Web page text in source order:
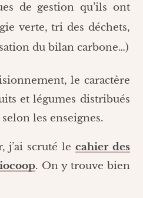
de gestion qu’ils ont
verte, tri des déchets,
du bilan carbone…)
le caractère
et légumes distribués
les enseignes.
j’ai scruté le cahier des
. On y trouve bien